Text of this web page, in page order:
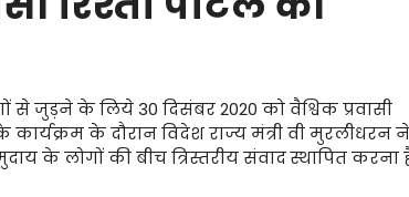
से जुड़ने के लिये 30 दिसंबर 2020 को वैश्विक प्रवासी
के दौरान विदेश राज्य मंत्री वी मुरलीधरन ने
के लोगों की बीच त्रिस्तरीय संवाद स्थापित करना